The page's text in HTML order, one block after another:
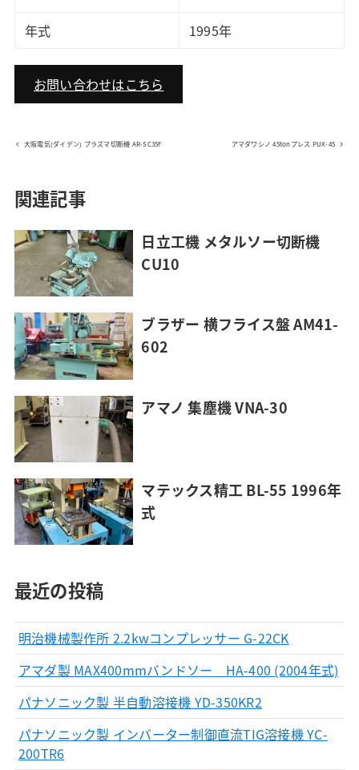
年式
1995年
お問い合わせはこちら
大阪電気(ダイデン) プラズマ切断機 AR-SC35F アマダワシノ 45tonプレス PUX-45
関連記事
日立工機 メタルソー切断機
CU10
ブラザー 横フライス盤 AM41-
602
アマノ 集塵機 VNA-30
マテックス精工 BL-55 1996年
式
最近の投稿
明治機械製作所 2.2kwコンプレッサー G-22CK
アマダ製 MAX400mmバンドソー HA-400 (2004年式)
パナソニック製 半自動溶接機 YD-350KR2
パナソニック製 インバーター制御直流TIG溶接機 YC-
200TR6